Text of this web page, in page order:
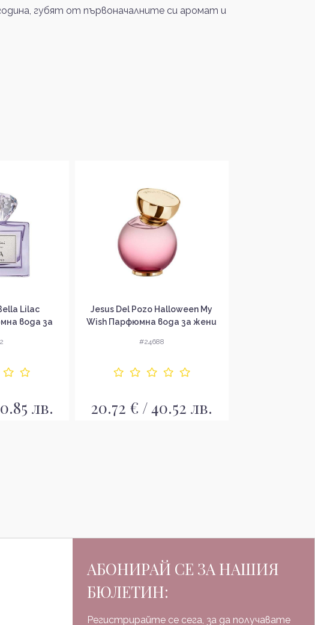
губят от първоначалните си аромат и
Lilac
вода за
лв.
Jesus Del Pozo Halloween My
Wish Парфюмна вода за жени
#24688
20.72 € / 40.52 лв.
АБОНИРАЙ СЕ ЗА НАШИЯ
БЮЛЕТИН:
Регистрирайте се сега, за да получавате